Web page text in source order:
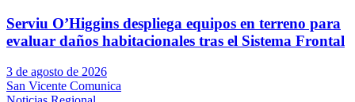
Serviu O’Higgins despliega equipos en terreno para
evaluar daños habitacionales tras el Sistema Frontal
3 de agosto de 2026
San Vicente Comunica